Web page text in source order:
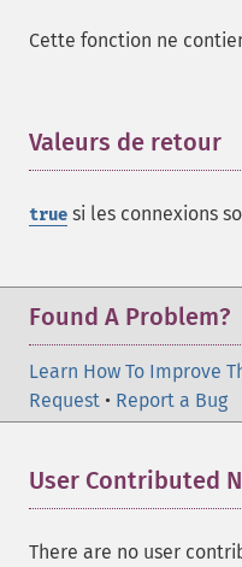
Cette fonction ne
Valeurs de retour
true si les connexions
Found A Problem?
Learn How To Improve
Request • Report a Bug
User Contributed
There are no user